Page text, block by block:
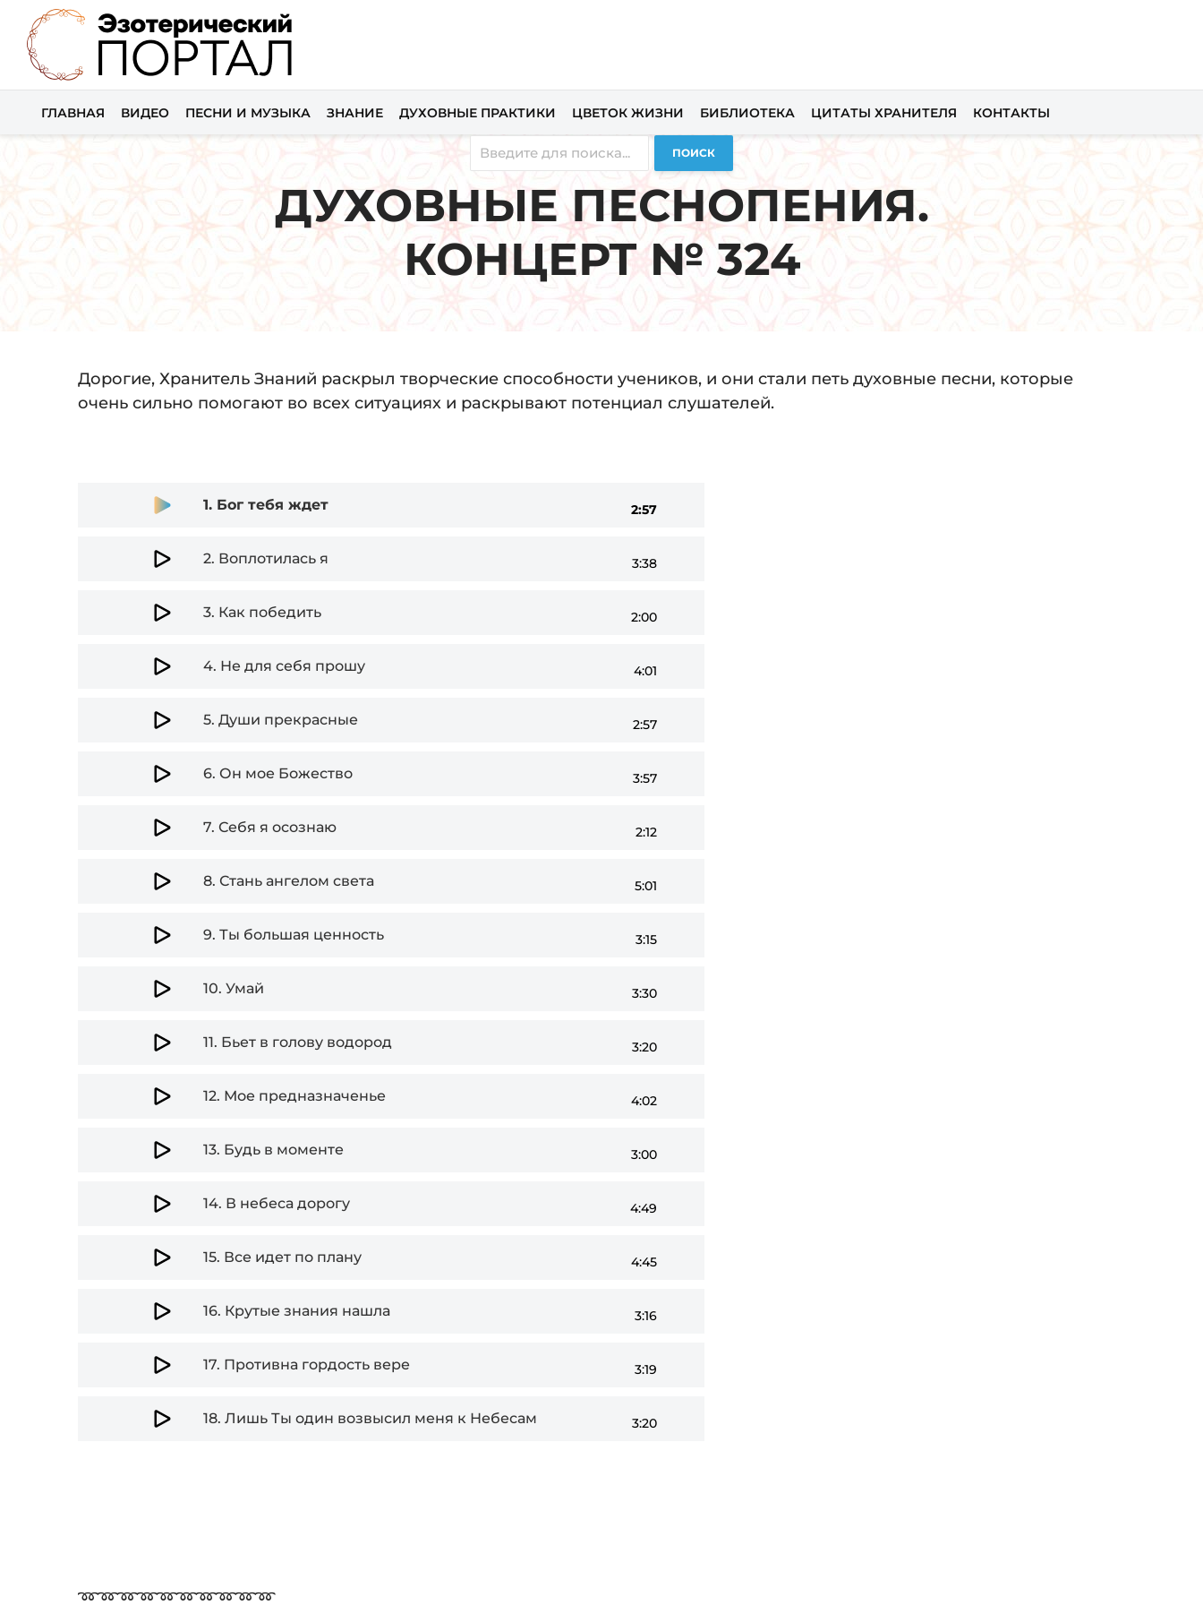
ГЛАВНАЯ ВИДЕО ПЕСНИ И МУЗЫКА ЗНАНИЕ ДУХОВНЫЕ ПРАКТИКИ ЦВЕТОК ЖИЗНИ БИБЛИОТЕКА ЦИТАТЫ ХРАНИТЕЛЯ КОНТАКТЫ
ПОИСК
ДУХОВНЫЕ ПЕСНОПЕНИЯ.
КОНЦЕРТ № 324
Дорогие, Хранитель Знаний раскрыл творческие способности учеников, и они стали петь духовные песни, которые
очень сильно помогают во всех ситуациях и раскрывают потенциал слушателей.
Audio
Player
1. Бог тебя ждет 2:57
2. Воплотилась я 3:38
3. Как победить 2:00
4. Не для себя прошу 4:01
5. Души прекрасные 2:57
6. Он мое Божество 3:57
7. Себя я осознаю 2:12
8. Стань ангелом света 5:01
9. Ты большая ценность 3:15
10. Умай 3:30
11. Бьет в голову водород 3:20
12. Мое предназначенье 4:02
13. Будь в моменте 3:00
14. В небеса дорогу 4:49
15. Все идет по плану 4:45
16. Крутые знания нашла 3:16
17. Противна гордость вере 3:19
18. Лишь Ты один возвысил меня к Небесам 3:20
➿➿➿➿➿➿➿➿➿➿